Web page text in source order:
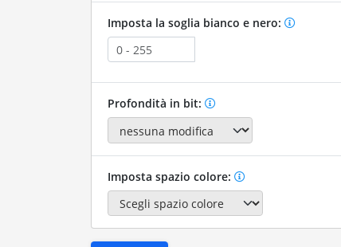
Imposta la soglia bianco e nero:
Profondità in bit:
Imposta spazio colore: